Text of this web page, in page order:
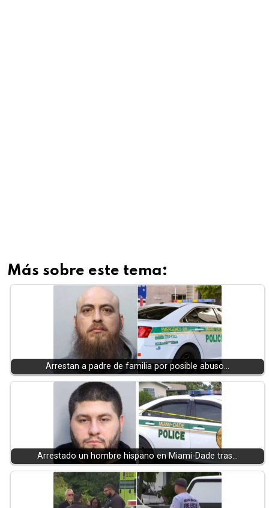
Más sobre este tema:
Arrestan a padre de familia por posible abuso…
Arrestado un hombre hispano en Miami-Dade tras…